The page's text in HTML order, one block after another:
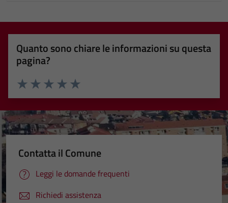
Quanto sono chiare le informazioni su questa
pagina?
Valuta 5 stelle su 5
Valuta 4 stelle su 5
Valuta 3 stelle su 5
Valuta 2 stelle su 5
Valuta 1 stelle su 5
Contatta il Comune
Leggi le domande frequenti
Richiedi assistenza